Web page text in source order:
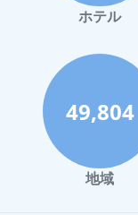
ホテル
49,804
地域